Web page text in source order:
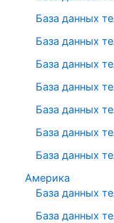
База данных
База данных
База данных
База данных
База данных
База данных
База данных
Америка
База данных
База данных